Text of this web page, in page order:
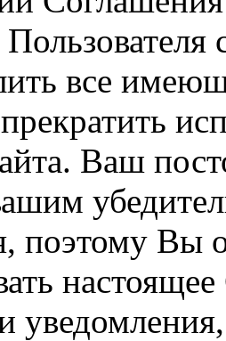
все
Ваш
поэтому Вы